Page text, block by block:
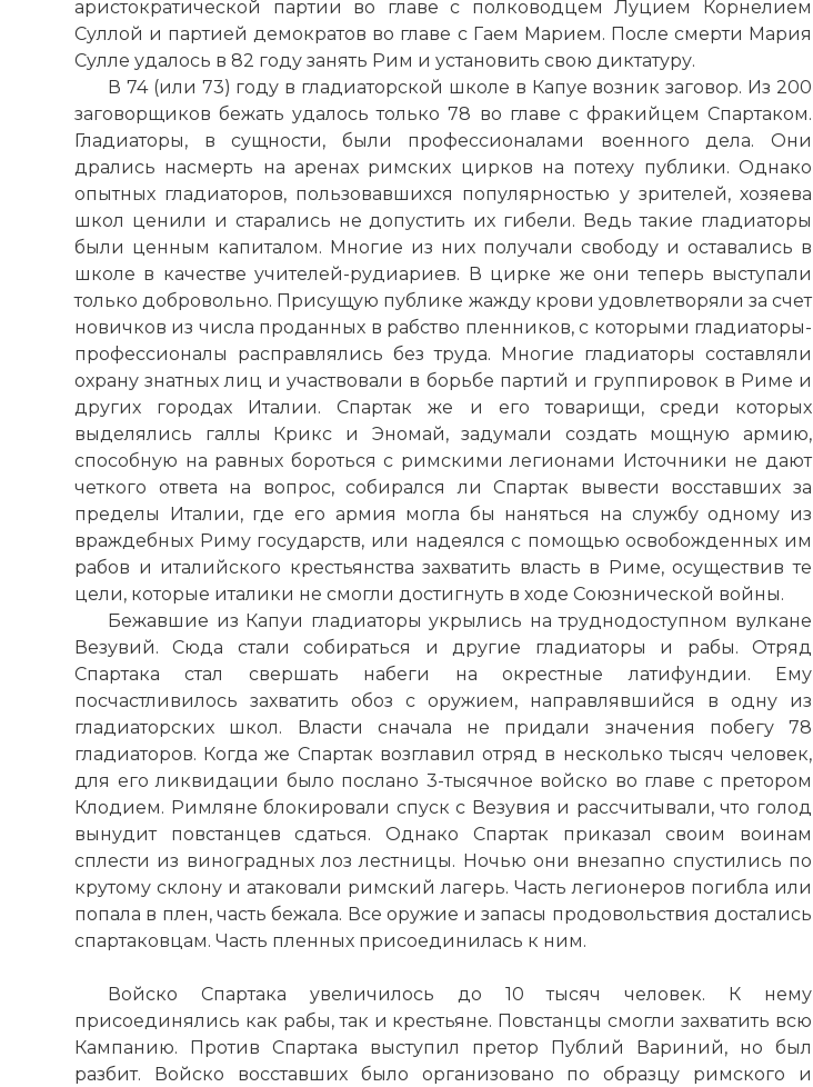
аристократической партии во главе с полководцем Луцием Корнелием
Суллой и партией демократов во главе с Гаем Марием. После смерти Мария
Сулле удалось в 82 году занять Рим и установить свою диктатуру.
В 74 (или 73) году в гладиаторской школе в Капуе возник заговор. Из 200
заговорщиков бежать удалось только 78 во главе с фракийцем Спартаком.
Гладиаторы, в сущности, были профессионалами военного дела. Они
дрались насмерть на аренах римских цирков на потеху публики. Однако
опытных гладиаторов, пользовавшихся популярностью у зрителей, хозяева
школ ценили и старались не допустить их гибели. Ведь такие гладиаторы
были ценным капиталом. Многие из них получали свободу и оставались в
школе в качестве учителей-рудиариев. В цирке же они теперь выступали
только добровольно. Присущую публике жажду крови удовлетворяли за счет
новичков из числа проданных в рабство пленников, с которыми гладиаторы-
профессионалы расправлялись без труда. Многие гладиаторы составляли
охрану знатных лиц и участвовали в борьбе партий и группировок в Риме и
других городах Италии. Спартак же и его товарищи, среди которых
выделялись галлы Крикс и Эномай, задумали создать мощную армию,
способную на равных бороться с римскими легионами Источники не дают
четкого ответа на вопрос, собирался ли Спартак вывести восставших за
пределы Италии, где его армия могла бы наняться на службу одному из
враждебных Риму государств, или надеялся с помощью освобожденных им
рабов и италийского крестьянства захватить власть в Риме, осуществив те
цели, которые италики не смогли достигнуть в ходе Союзнической войны.
Бежавшие из Капуи гладиаторы укрылись на труднодоступном вулкане
Везувий. Сюда стали собираться и другие гладиаторы и рабы. Отряд
Спартака стал свершать набеги на окрестные латифундии. Ему
посчастливилось захватить обоз с оружием, направлявшийся в одну из
гладиаторских школ. Власти сначала не придали значения побегу 78
гладиаторов. Когда же Спартак возглавил отряд в несколько тысяч человек,
для его ликвидации было послано 3-тысячное войско во главе с претором
Клодием. Римляне блокировали спуск с Везувия и рассчитывали, что голод
вынудит повстанцев сдаться. Однако Спартак приказал своим воинам
сплести из виноградных лоз лестницы. Ночью они внезапно спустились по
крутому склону и атаковали римский лагерь. Часть легионеров погибла или
попала в плен, часть бежала. Все оружие и запасы продовольствия достались
спартаковцам. Часть пленных присоединилась к ним.
Войско Спартака увеличилось до 10 тысяч человек. К нему
присоединялись как рабы, так и крестьяне. Повстанцы смогли захватить всю
Кампанию. Против Спартака выступил претор Публий Вариний, но был
разбит. Войско восставших было организовано по образцу римского и
☓